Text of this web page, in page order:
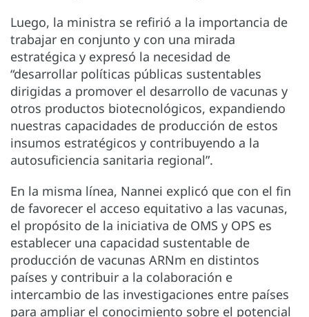
Luego, la ministra se refirió a la importancia de
trabajar en conjunto y con una mirada
estratégica y expresó la necesidad de
“desarrollar políticas públicas sustentables
dirigidas a promover el desarrollo de vacunas y
otros productos biotecnológicos, expandiendo
nuestras capacidades de producción de estos
insumos estratégicos y contribuyendo a la
autosuficiencia sanitaria regional”.
En la misma línea, Nannei explicó que con el fin
de favorecer el acceso equitativo a las vacunas,
el propósito de la iniciativa de OMS y OPS es
establecer una capacidad sustentable de
producción de vacunas ARNm en distintos
países y contribuir a la colaboración e
intercambio de las investigaciones entre países
para ampliar el conocimiento sobre el potencial